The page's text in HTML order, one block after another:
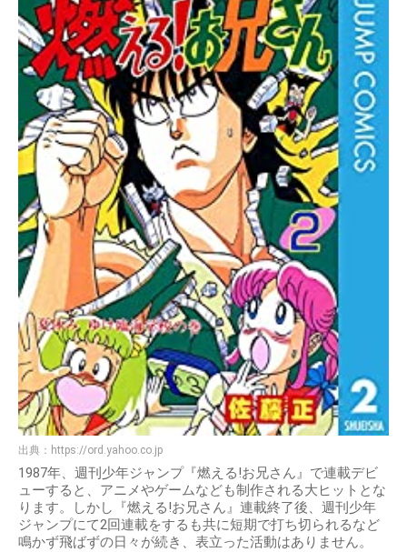
出典： https://ord.yahoo.co.jp
1987年、週刊少年ジャンプ『燃える!お兄さん』で連載デビ
ューすると、アニメやゲームなども制作される大ヒットとな
ります。しかし『燃える!お兄さん』連載終了後、週刊少年
ジャンプにて2回連載をするも共に短期で打ち切られるなど
鳴かず飛ばずの日々が続き、表立った活動はありません。